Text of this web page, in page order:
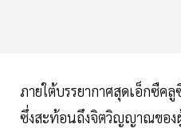
ภายใต้บรรยากาศสุดเอ็กซื
ซึ่งสะท้อนถึงจิตวิญญาณของ